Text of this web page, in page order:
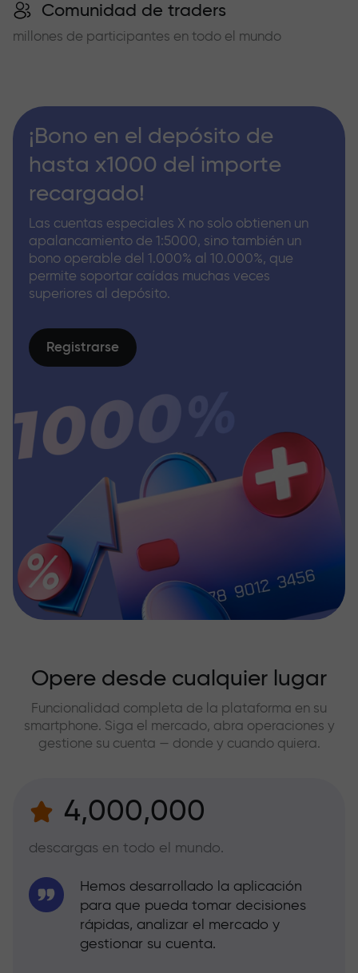
Comunidad de traders
millones de participantes en todo el mundo
¡Bono en el depósito de
hasta x1000 del importe
recargado!
Las cuentas especiales X no solo obtienen un
apalancamiento de 1:5000, sino también un
bono operable del 1.000% al 10.000%, que
permite soportar caídas muchas veces
superiores al depósito.
Registrarse
Opere desde cualquier lugar
Funcionalidad completa de la plataforma en su
smartphone. Siga el mercado, abra operaciones y
gestione su cuenta — donde y cuando quiera.
4,000,000
descargas en todo el mundo.
Hemos desarrollado la aplicación
para que pueda tomar decisiones
rápidas, analizar el mercado y
gestionar su cuenta.